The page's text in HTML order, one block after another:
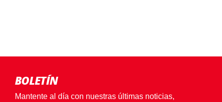
BOLETÍN
Mantente al día con nuestras últimas noticias,